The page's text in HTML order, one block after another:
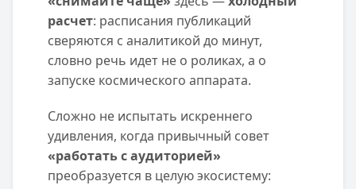
расчет: расписания публикаций
сверяются с аналитикой до минут,
словно речь идет не о роликах, а о
запуске космического аппарата.
Сложно не испытать искреннего
удивления, когда привычный совет
«работать с аудиторией»
преобразуется в целую экосистему: